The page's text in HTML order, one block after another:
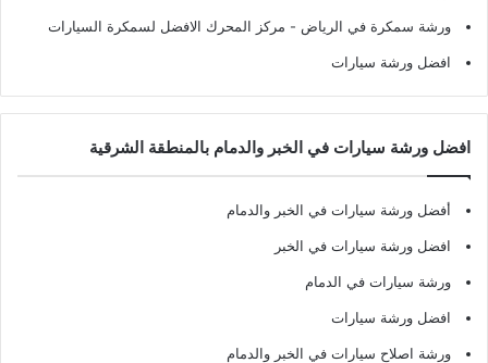
ورشة سمكرة في الرياض - مركز المحرك الافضل لسمكرة السيارات
افضل ورشة سيارات
افضل ورشة سيارات في الخبر والدمام بالمنطقة الشرقية
أفضل ورشة سيارات في الخبر والدمام
افضل ورشة سيارات في الخبر
ورشة سيارات في الدمام
افضل ورشة سيارات
ورشة اصلاح سيارات في الخبر والدمام